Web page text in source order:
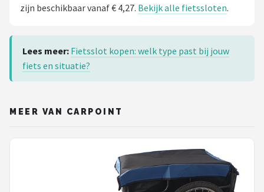
zijn beschikbaar vanaf € 4,27. Bekijk alle fietssloten.
Lees meer: Fietsslot kopen: welk type past bij jouw
fiets en situatie?
MEER VAN CARPOINT